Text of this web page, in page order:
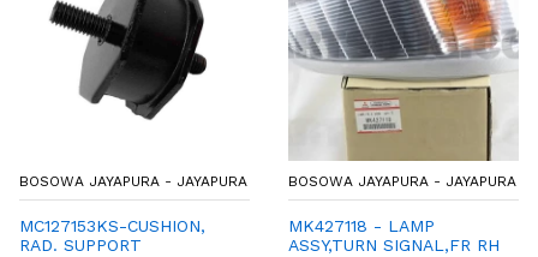
BOSOWA JAYAPURA - JAYAPURA
MC127153KS-CUSHION,
RAD. SUPPORT
BOSOWA JAYAPURA - JAYAPURA
MK427118 - LAMP
ASSY,TURN SIGNAL,FR RH